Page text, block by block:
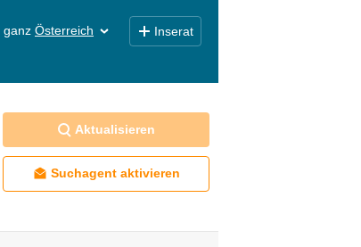
ganz Österreich Inserat
Aktualisieren
Suchagent aktivieren